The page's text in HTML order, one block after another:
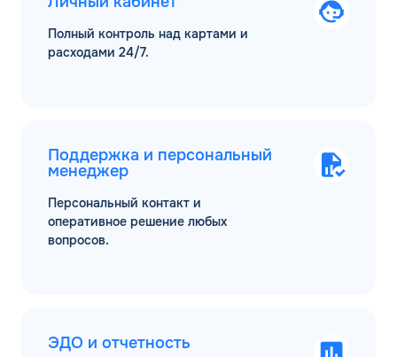
Полный контроль над картами и
расходами 24/7.
Поддержка и персональный
менеджер
Персональный контакт и
оперативное решение любых
вопросов.
ЭДО и отчетность